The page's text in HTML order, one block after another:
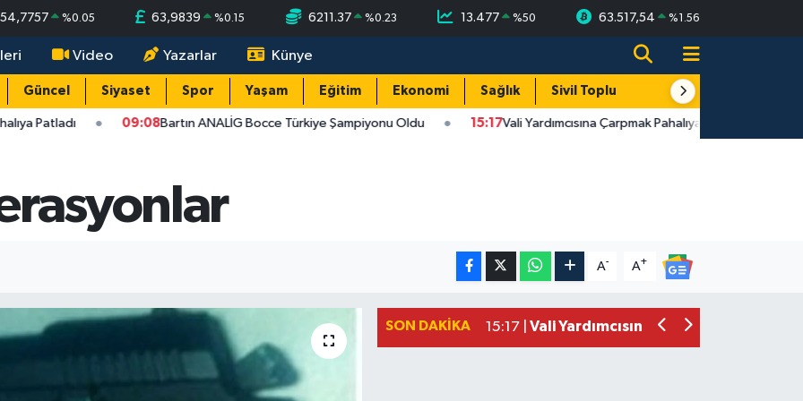
54,7757 %0.05 63,9839 %0.15 6211.37 %0.23 13.477 %50 63.517,54 %1.56
Video Yazarlar Künye
Güncel Siyaset Spor Yaşam Eğitim Ekonomi Sağlık Sivil Toplum Turizm
Patladı 09:08Bartın ANALİG Bocce Türkiye Şampiyonu Oldu 15:17Vali Yardımcısına Çarpmak Pahalıya Patladı
A- A+
SON DAKIKA
09:08 |Bartın ANALİG Bocce Türkiye